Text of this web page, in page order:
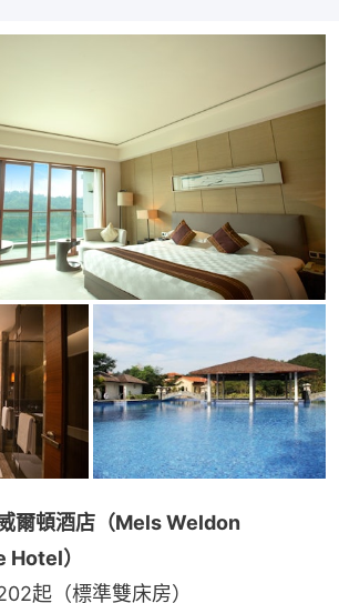
爾頓酒店（Mels Weldon
）
起（標準雙床房）